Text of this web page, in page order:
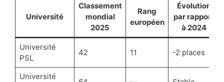
Université
Classement
mondial
2025
Rang
européen
Évolution
par rapport
à 2024
Université
PSL
42 11 -2 places
Université